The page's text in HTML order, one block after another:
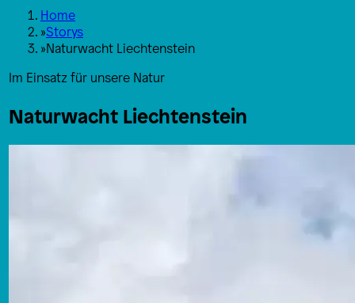
Home
»Storys
»Naturwacht Liechtenstein
Im Einsatz für unsere Natur
Naturwacht Liechtenstein